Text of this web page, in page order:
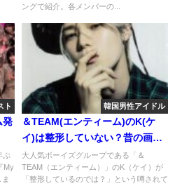
ングで紹介。各メンバーの...
ト
発
ぶ
My
韓国男性アイドル
＆TEAM(エンティーム)のK(ケ
イ)は整形していない？昔の画像
と比較して検証してみた！
大人気ボーイズグループである「＆
TEAM（エンティーム）」のK（ケイ）が
「整形しているのでは？」という噂されて